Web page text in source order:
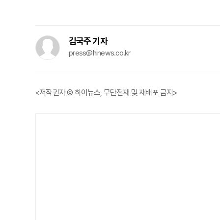
김국주 기자
press@hinews.co.kr
<저작권자 © 하이뉴스, 무단전재 및 재배포 금지>